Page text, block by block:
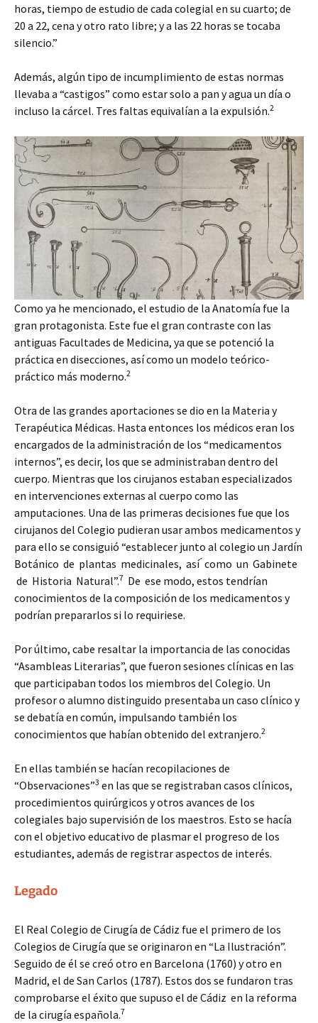
horas, tiempo de estudio de cada colegial en su cuarto; de
20 a 22, cena y otro rato libre; y a las 22 horas se tocaba
silencio.”
Además, algún tipo de incumplimiento de estas normas
llevaba a “castigos” como estar solo a pan y agua un día o
incluso la cárcel. Tres faltas equivalían a la expulsión.2
Como ya he mencionado, el estudio de la Anatomía fue la
gran protagonista. Este fue el gran contraste con las
antiguas Facultades de Medicina, ya que se potenció la
práctica en disecciones, así como un modelo teórico-
práctico más moderno.2
Otra de las grandes aportaciones se dio en la Materia y
Terapéutica Médicas. Hasta entonces los médicos eran los
encargados de la administración de los “medicamentos
internos”, es decir, los que se administraban dentro del
cuerpo. Mientras que los cirujanos estaban especializados
en intervenciones externas al cuerpo como las
amputaciones. Una de las primeras decisiones fue que los
cirujanos del Colegio pudieran usar ambos medicamentos y
para ello se consiguió “establecer junto al colegio un Jardín
Botánico de plantas medicinales, así ́ como un Gabinete
de Historia Natural”.7 De ese modo, estos tendrían
conocimientos de la composición de los medicamentos y
podrían prepararlos si lo requiriese.
Por último, cabe resaltar la importancia de las conocidas
“Asambleas Literarias”, que fueron sesiones clínicas en las
que participaban todos los miembros del Colegio. Un
profesor o alumno distinguido presentaba un caso clínico y
se debatía en común, impulsando también los
conocimientos que habían obtenido del extranjero.2
En ellas también se hacían recopilaciones de
“Observaciones”3 en las que se registraban casos clínicos,
procedimientos quirúrgicos y otros avances de los
colegiales bajo supervisión de los maestros. Esto se hacía
con el objetivo educativo de plasmar el progreso de los
estudiantes, además de registrar aspectos de interés.
Legado
El Real Colegio de Cirugía de Cádiz fue el primero de los
Colegios de Cirugía que se originaron en “La Ilustración”.
Seguido de él se creó otro en Barcelona (1760) y otro en
Madrid, el de San Carlos (1787). Estos dos se fundaron tras
comprobarse el éxito que supuso el de Cádiz en la reforma
de la cirugía española.7